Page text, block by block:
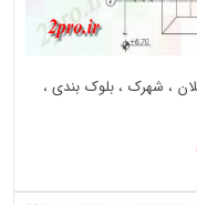
، شهرک ، بلوک بندی ،